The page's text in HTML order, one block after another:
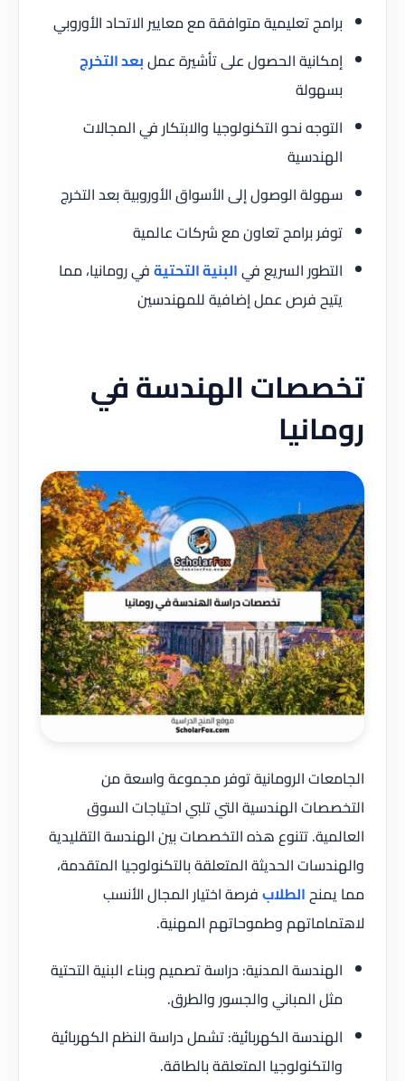
برامج تعليمية متوافقة مع معايير الاتحاد الأوروبي
إمكانية الحصول على تأشيرة عملبعد التخرج
بسهولة
التوجه نحو التكنولوجيا والابتكار في المجالات
الهندسية
سهولة الوصول إلى الأسواق الأوروبية بعد التخرج
توفر برامج تعاون مع شركات عالمية
التطور السريع فيالبنية التحتيةفي رومانيا، مما
يتيح فرص عمل إضافية للمهندسين
تخصصات الهندسة في
رومانيا
الجامعات الرومانية توفر مجموعة واسعة من
التخصصات الهندسية التي تلبي احتياجات السوق
العالمية. تتنوع هذه التخصصات بين الهندسة التقليدية
والهندسات الحديثة المتعلقة بالتكنولوجيا المتقدمة،
مما يمنحالطلابفرصة اختيار المجال الأنسب
لاهتماماتهم وطموحاتهم المهنية.
الهندسة المدنية: دراسة تصميم وبناء البنية التحتية
مثل المباني والجسور والطرق.
الهندسة الكهربائية: تشمل دراسة النظم الكهربائية
والتكنولوجيا المتعلقة بالطاقة.